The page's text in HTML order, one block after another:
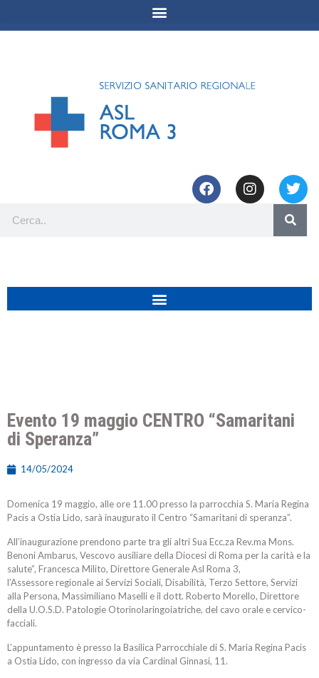
Evento 19 maggio CENTRO “Samaritani
di Speranza”
14/05/2024
Domenica 19 maggio, alle ore 11.00 presso la parrocchia S. Maria Regina
Pacis a Ostia Lido, sarà inaugurato il Centro “Samaritani di speranza”.
All’inaugurazione prendono parte tra gli altri Sua Ecc.za Rev.ma Mons.
Benoni Ambarus, Vescovo ausiliare della Diocesi di Roma per la carità e la
salute”, Francesca Milito, Direttore Generale Asl Roma 3,
l’Assessore regionale ai Servizi Sociali, Disabilità, Terzo Settore, Servizi
alla Persona, Massimiliano Maselli e il dott. Roberto Morello, Direttore
della U.O.S.D. Patologie Otorinolaringoiatriche, del cavo orale e cervico-
facciali.
L’appuntamento è presso la Basilica Parrocchiale di S. Maria Regina Pacis
a Ostia Lido, con ingresso da via Cardinal Ginnasi, 11.